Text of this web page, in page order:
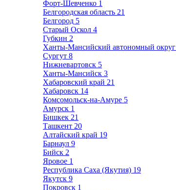
Форт-Шевченко 1
Белгородская область 21
Белгород 5
Старый Оскол 4
Губкин 2
Ханты-Мансийский автономный округ
Сургут 8
Нижневартовск 5
Ханты-Мансийск 3
Хабаровский край 21
Хабаровск 14
Комсомольск-на-Амуре 5
Амурск 1
Бишкек 21
Ташкент 20
Алтайский край 19
Барнаул 9
Бийск 2
Яровое 1
Республика Саха (Якутия) 19
Якутск 9
Покровск 1